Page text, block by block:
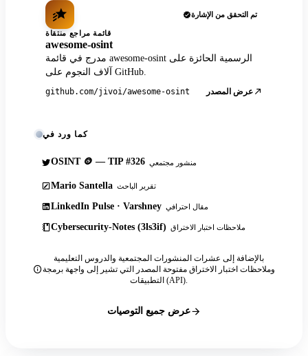
تم التحقق من الإشارة
قائمة مراجع منتقاة
awesome-osint
مدرج في قائمة awesome-osint الرسمية الحائزة على
آلاف النجوم على GitHub.
github.com/jivoi/awesome-osint عرض المصدر
كما ورد في
OSINT 🪙 — TIP #326 منشور مجتمعي
Mario Santella تقرير الباحث
LinkedIn Pulse · Varshney مقال احترافي
Cybersecurity-Notes (3ls3if) ملاحظات اختبار الاختراق
بالإضافة إلى عشرات المنشورات المجتمعية والدروس التعليمية
وملاحظات اختبار الاختراق مفتوحة المصدر التي تشير إلى واجهة برمجة
التطبيقات (API).
عرض جميع التوصيات